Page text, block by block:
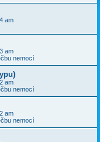
am
am
nemocí
am
nemocí
am
nemocí